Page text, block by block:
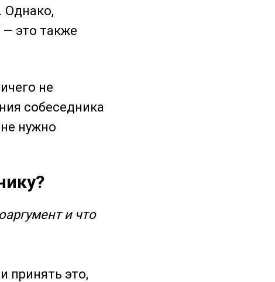
Однако,
это также
не
собеседника
нужно
и что
принять это,